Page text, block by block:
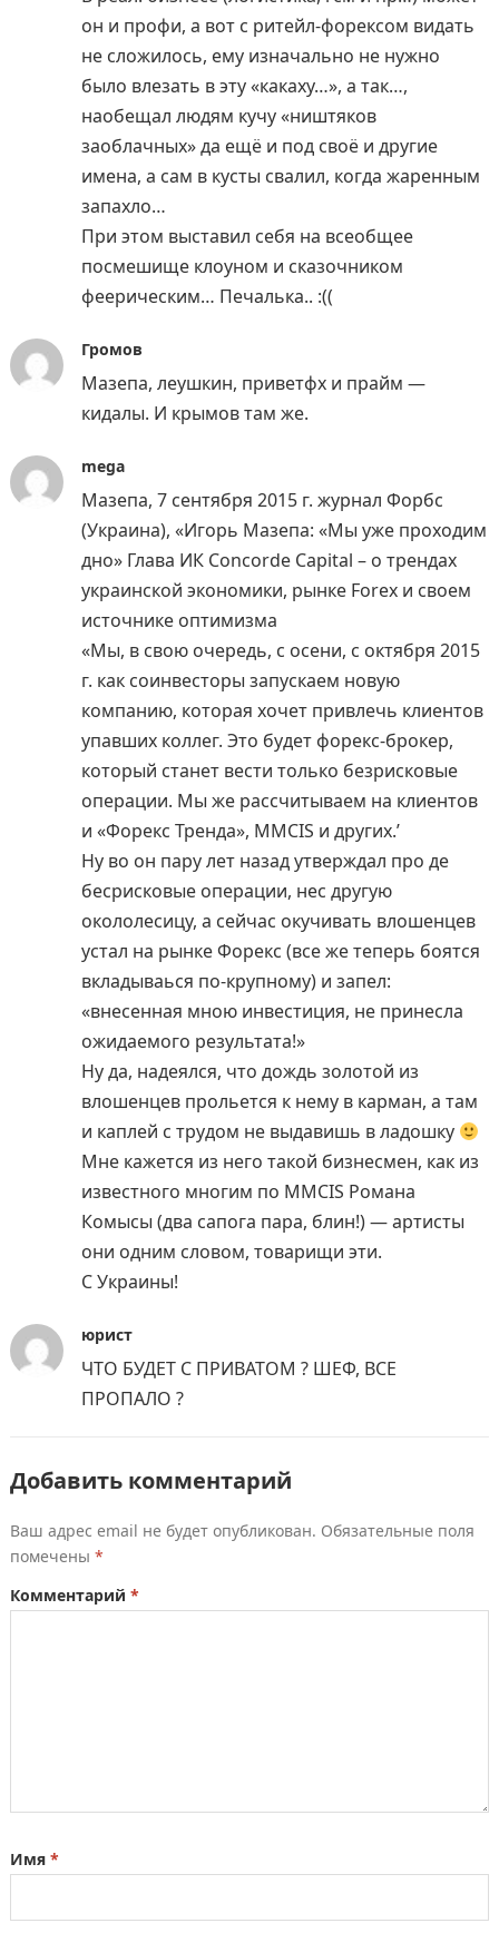
он и профи, а вот с ритейл-форексом видать
не сложилось, ему изначально не нужно
было влезать в эту «какаху…», а так…,
наобещал людям кучу «ништяков
заоблачных» да ещё и под своё и другие
имена, а сам в кусты свалил, когда жаренным
запахло…
При этом выставил себя на всеобщее
посмешище клоуном и сказочником
феерическим… Печалька.. :((
Громов
Мазепа, леушкин, приветфх и прайм —
кидалы. И крымов там же.
mega
Мазепа, 7 сентября 2015 г. журнал Форбс
(Украина), «Игорь Мазепа: «Мы уже проходим
дно» Глава ИК Concorde Capital – о трендах
украинской экономики, рынке Forex и своем
источнике оптимизма
«Мы, в свою очередь, с осени, с октября 2015
г. как соинвесторы запускаем новую
компанию, которая хочет привлечь клиентов
упавших коллег. Это будет форекс-брокер,
который станет вести только безрисковые
операции. Мы же рассчитываем на клиентов
и «Форекс Тренда», MMCIS и других.’
Ну во он пару лет назад утверждал про де
бесрисковые операции, нес другую
окололесицу, а сейчас окучивать влошенцев
устал на рынке Форекс (все же теперь боятся
вкладываься по-крупному) и запел:
«внесенная мною инвестиция, не принесла
ожидаемого результата!»
Ну да, надеялся, что дождь золотой из
влошенцев прольется к нему в карман, а там
и каплей с трудом не выдавишь в ладошку
Мне кажется из него такой бизнесмен, как из
известного многим по MMCIS Романа
Комысы (два сапога пара, блин!) — артисты
они одним словом, товарищи эти.
С Украины!
юрист
ЧТО БУДЕТ С ПРИВАТОМ ? ШЕФ, ВСЕ
ПРОПАЛО ?
Добавить комментарий
Ваш адрес email не будет опубликован. Обязательные поля
помечены *
Комментарий *
Имя *